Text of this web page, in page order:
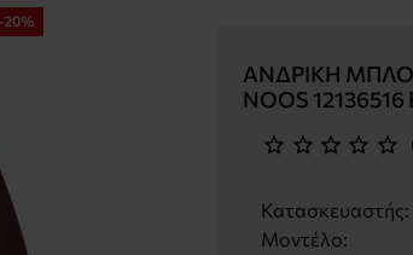
-20%
ΑΝΔΡΙΚΉ
NOOS
Κατασκευαστής:
Μοντέλο: